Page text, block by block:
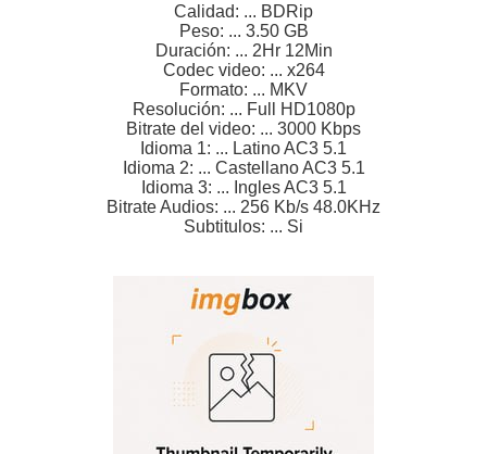
Calidad: ... BDRip
Peso: ... 3.50 GB
Duración: ... 2Hr 12Min
Codec video: ... x264
Formato: ... MKV
Resolución: ... Full HD1080p
Bitrate del video: ... 3000 Kbps
Idioma 1: ... Latino AC3 5.1
Idioma 2: ... Castellano AC3 5.1
Idioma 3: ... Ingles AC3 5.1
Bitrate Audios: ... 256 Kb/s 48.0KHz
Subtitulos: ... Si